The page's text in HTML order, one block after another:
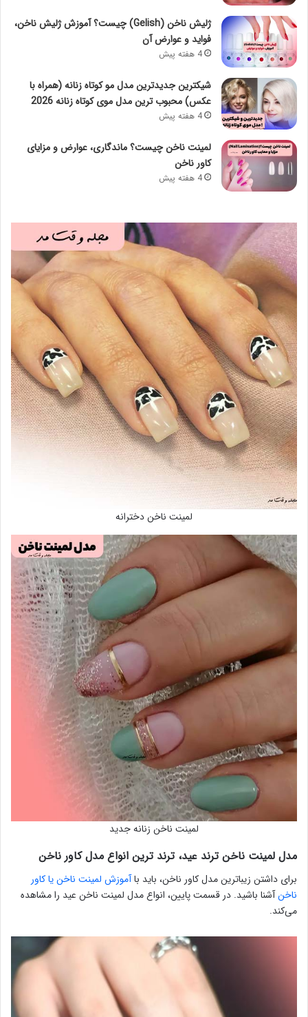
ژلیش ناخن (Gelish) چیست؟ آموزش ژلیش ناخن،
فواید و عوارض آن
4 هفته پیش
شیکترین جدیدترین مدل مو کوتاه زنانه (همراه با
عکس) محبوب ترین مدل موی کوتاه زنانه 2026
4 هفته پیش
لمینت ناخن چیست؟ ماندگاری، عوارض و مزایای
کاور ناخن
4 هفته پیش
لمینت ناخن دخترانه
لمینت ناخن زنانه جدید
مدل لمینت ناخن ترند عید، ترند ترین انواع مدل کاور ناخن
برای داشتن زیباترین مدل کاور ناخن، باید باآموزش لمینت ناخن یا کاور
ناخنآشنا باشید. در قسمت پایین، انواع مدل لمینت ناخن عید را مشاهده
می‌کند.